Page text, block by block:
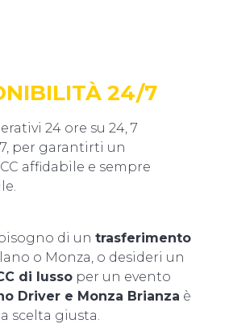
24/7
24 ore su 24, 7
per garantirti un
affidabile e sempre
di un trasferimento
o Monza, o desideri un
di lussoper un evento
Driver e Monza Brianza è
la scelta giusta.